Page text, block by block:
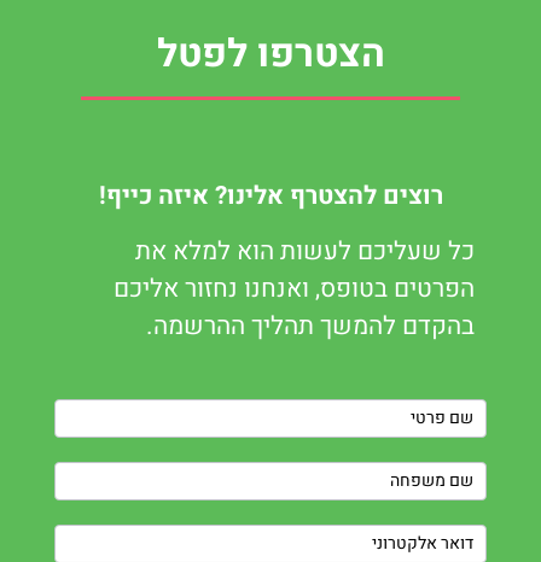
הצטרפו לפטל
רוצים להצטרף אלינו? איזה כייף!
כל שעליכם לעשות הוא למלא את
הפרטים בטופס, ואנחנו נחזור אליכם
בהקדם להמשך תהליך ההרשמה.
Contact
Us